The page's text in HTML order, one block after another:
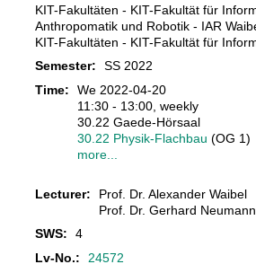
KIT-Fakultäten - KIT-Fakultät für
Anthropomatik und Robotik - IAR
KIT-Fakultäten - KIT-Fakultät für
Semester:
SS 2022
Time:
We 2022-04-20
11:30 - 13:00, weekly
30.22 Gaede-Hörsaal
30.22 Physik-Flachbau (OG 1)
more...
Lecturer:
Prof. Dr. Alexander Waibel
Prof. Dr. Gerhard Neumann
SWS:
4
Lv-No.:
24572